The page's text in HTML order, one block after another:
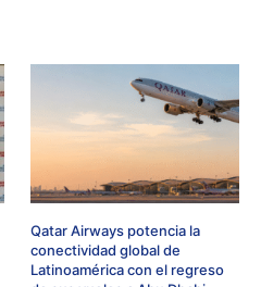
Qatar Airways potencia la
conectividad global de
Latinoamérica con el regreso